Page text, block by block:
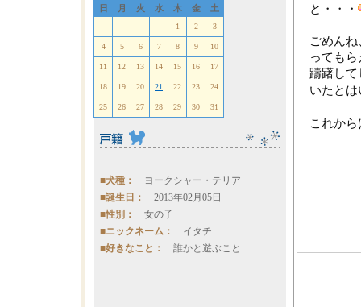
日 月 火 水 木 金 土
1 2 3
4 5 6 7 8 9 10
11 12 13 14 15 16 17
18 19 20 21 22 23 24
25 26 27 28 29 30 31
■犬種：
ヨークシャー・テリア
■誕生日： 2013年02月05日
■性別： 女の子
■ニックネーム： イタチ
■好きなこと： 誰かと遊ぶこと
と・・・
ごめん
っても
躊躇して
いたと
これか